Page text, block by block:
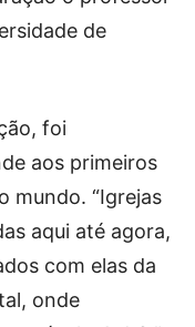
de
foi
aos primeiros
mundo. “Igrejas
aqui até agora,
com elas da
onde